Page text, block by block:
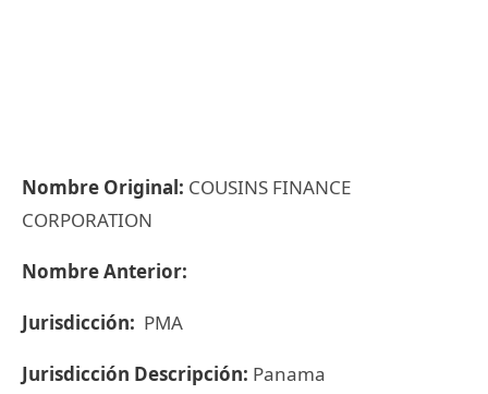
Nombre Original: COUSINS FINANCE
CORPORATION
Nombre Anterior:
Jurisdicción: PMA
Jurisdicción Descripción: Panama